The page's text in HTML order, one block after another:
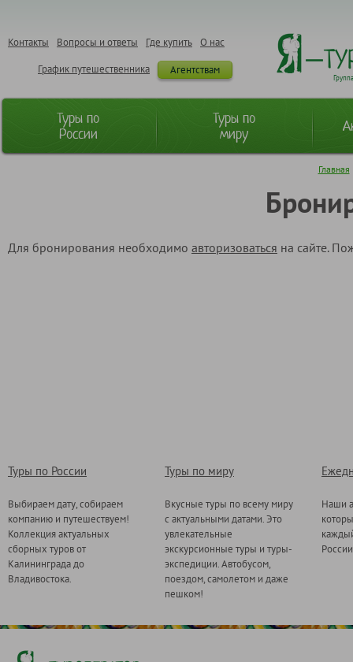
О нас
Где купить
Вопросы и ответы
Контакты
Агентствам
График путешественника
Туры по
России
Туры по
миру
Главная
Для бронирования необходимо авторизоваться на сайте.
Туры по России
Выбираем дату, собираем
компанию и путешествуем!
Коллекция актуальных
сборных туров от
Калининграда до
Владивостока.
Туры по миру
Вкусные туры по всему миру
с актуальными датами. Это
увлекательные
экскурсионные туры и туры-
экспедиции. Автобусом,
поездом, самолетом и даже
пешком!
Наши